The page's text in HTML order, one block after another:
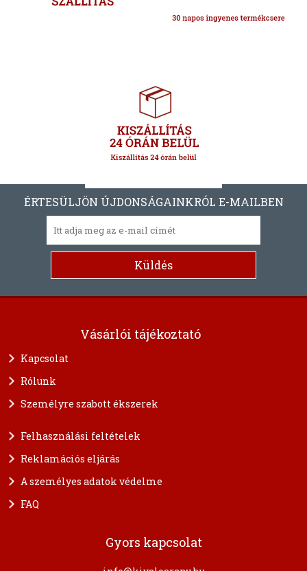
ÉRTESÜLJÖN ÚJDONSÁGAINKRÓL E-MAILBEN
Vásárlói tájékoztató
Kapcsolat
Rólunk
Személyre szabott ékszerek
Felhasználási feltételek
Reklamációs eljárás
A személyes adatok védelme
FAQ
Gyors kapcsolat